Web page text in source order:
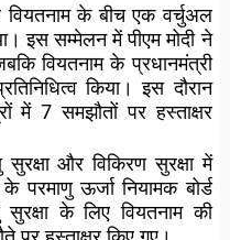
के बीच एक वर्चुअल
इस सम्मेलन में पीएम मोदी ने
वियतनाम के प्रधानमंत्री
किया। इस दौरान
में 7 समझौतों पर हस्ताक्षर
और विकिरण सुरक्षा में
परमाणु ऊर्जा नियामक बोर्ड
के लिए वियतनाम की